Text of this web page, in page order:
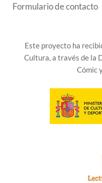
Formulario de contacto
Este proyecto ha
Cultura, a través de la
Cómic